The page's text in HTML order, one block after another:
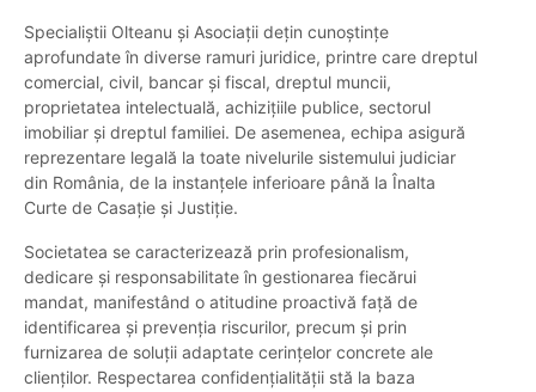
Specialiștii Olteanu și Asociații dețin cunoștințe
aprofundate în diverse ramuri juridice, printre care dreptul
comercial, civil, bancar și fiscal, dreptul muncii,
proprietatea intelectuală, achizițiile publice, sectorul
imobiliar și dreptul familiei. De asemenea, echipa asigură
reprezentare legală la toate nivelurile sistemului judiciar
din România, de la instanțele inferioare până la Înalta
Curte de Casație și Justiție.
Societatea se caracterizează prin profesionalism,
dedicare și responsabilitate în gestionarea fiecărui
mandat, manifestând o atitudine proactivă față de
identificarea și prevenția riscurilor, precum și prin
furnizarea de soluții adaptate cerințelor concrete ale
clienților. Respectarea confidențialității stă la baza